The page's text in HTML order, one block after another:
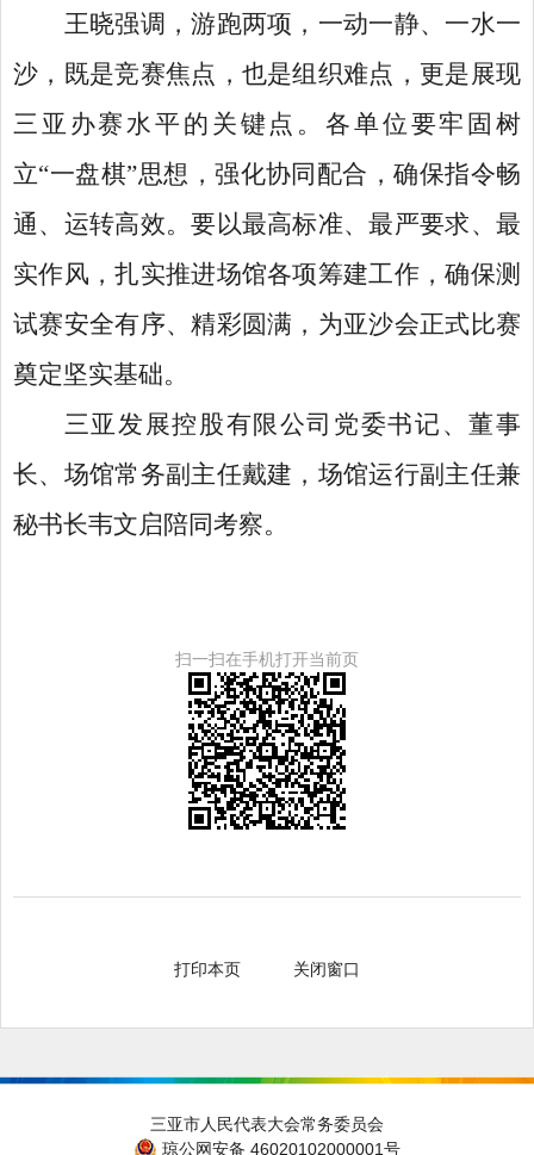
王晓强调，游跑两项，一动一静、一水一
沙，既是竞赛焦点，也是组织难点，更是展现
三亚办赛水平的关键点。各单位要牢固树
立“一盘棋”思想，强化协同配合，确保指令畅
通、运转高效。要以最高标准、最严要求、最
实作风，扎实推进场馆各项筹建工作，确保测
试赛安全有序、精彩圆满，为亚沙会正式比赛
奠定坚实基础。
三亚发展控股有限公司党委书记、董事
长、场馆常务副主任戴建，场馆运行副主任兼
秘书长韦文启陪同考察。
扫一扫在手机打开当前页
打印本页 关闭窗口
三亚市人民代表大会常务委员会
琼公网安备 46020102000001号